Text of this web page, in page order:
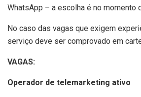
WhatsApp – a escolha é no momento
No caso das vagas que exigem
serviço deve ser comprovado em
VAGAS:
Operador de telemarketing ativo